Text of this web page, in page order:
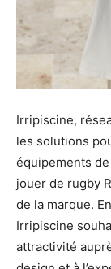
Irripiscine,
les solutions
équipements
jouer de rugby
de la marque.
Irripiscine
attractivité